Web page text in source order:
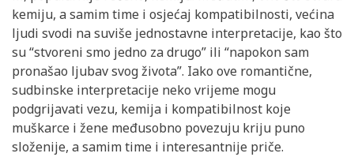
kemiju, a samim time i osjećaj kompatibilnosti, većina
ljudi svodi na suviše jednostavne interpretacije, kao što
su “stvoreni smo jedno za drugo” ili “napokon sam
pronašao ljubav svog života”. Iako ove romantične,
sudbinske interpretacije neko vrijeme mogu
podgrijavati vezu, kemija i kompatibilnost koje
muškarce i žene međusobno povezuju kriju puno
složenije, a samim time i interesantnije priče.